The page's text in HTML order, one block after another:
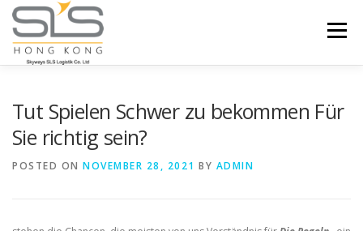
Skip to content
Menu
Tut Spielen Schwer zu bekommen Für
Sie richtig sein?
POSTED ON NOVEMBER 28, 2021 BY ADMIN